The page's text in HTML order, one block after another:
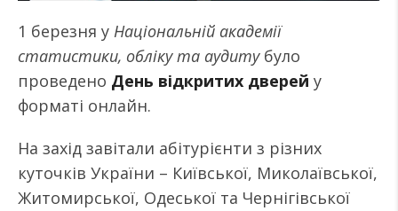
1 березня у Національній академії
статистики, обліку та аудитубуло
проведено День відкритих дверей у
форматі онлайн.
На захід завітали абітурієнти з різних
куточків України – Київської, Миколаївської,
Житомирської, Одеської та Чернігівської